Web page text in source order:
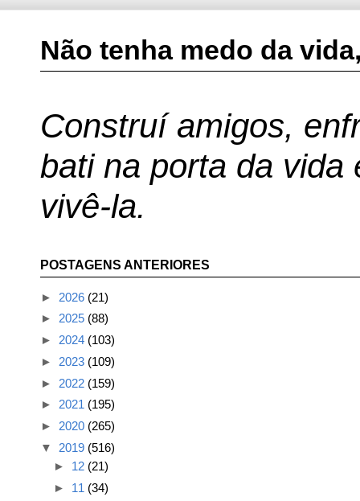
Não tenha medo da
Construí amigos,
bati na porta da vida
vivê-la.
POSTAGENS ANTERIORES
► 2026 (21)
► 2025 (88)
► 2024 (103)
► 2023 (109)
► 2022 (159)
► 2021 (195)
► 2020 (265)
▼ 2019 (516)
► 12 (21)
► 11 (34)